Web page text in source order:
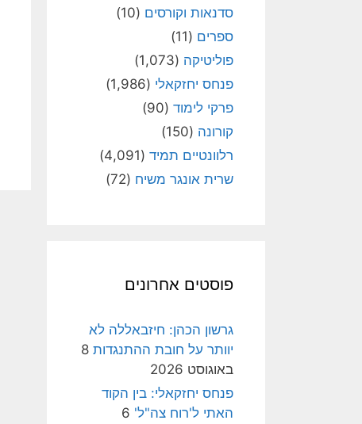
סדנאות וקורסים (10)
ספרים (11)
פוליטיקה (1,073)
פנחס יחזקאלי (1,986)
פרקי לימוד (90)
קורונה (150)
רלוונטיים תמיד (4,091)
שרית אונגר משיח (72)
פוסטים אחרונים
גרשון הכהן: חיזבאללה לא
יוותר על חובת ההתנגדות 8
באוגוסט 2026
פנחס יחזקאלי: בין הקוד
האתי ל'רוח צה"ל' 6